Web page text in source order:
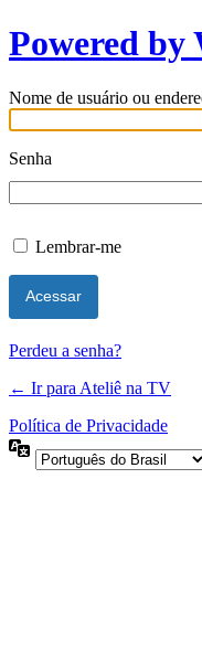
Powered by
Nome de usuário ou
Senha
Lembrar-me
Perdeu a senha?
← Ir para Ateliê na TV
Política de Privacidade